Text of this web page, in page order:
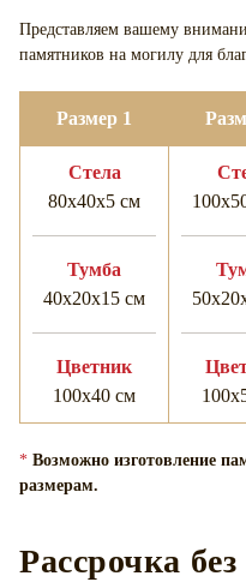
Представляем вашему
памятников на могилу для
Размер 1
Cтела
80х40х5 см
Тумба
40х20х15 см
Цветник
100х40 см
* Возможно изготовление
размерам.
Рассрочка